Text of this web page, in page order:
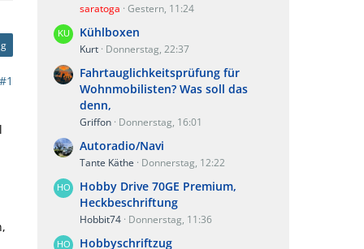
#1
saratoga Gestern, 11:24
Kühlboxen
Kurt Donnerstag, 22:37
Fahrtauglichkeitsprüfung für
Wohnmobilisten? Was soll das
denn,
Griffon Donnerstag, 16:01
Autoradio/Navi
Tante Käthe Donnerstag, 12:22
Hobby Drive 70GE Premium,
Heckbeschriftung
Hobbit74 Donnerstag, 11:36
Hobbyschriftzug